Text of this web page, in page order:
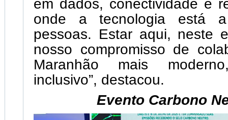
em dados, conectividade e
onde a tecnologia está
pessoas. Estar aqui, neste
nosso compromisso de
Maranhão mais
inclusivo”, destacou.
Evento Carbono